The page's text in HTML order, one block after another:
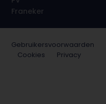
Franeker
Gebruikersvoorwaarden
Cookies
Privacy